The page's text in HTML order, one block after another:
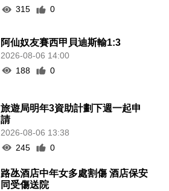
315
0
阿仙奴友賽西甲貝迪斯輸1:3
2026-08-06 14:00
188
0
旅遊局明年3資助計劃下週一起申
請
2026-08-06 13:38
245
0
路氹酒店中年女多處割傷 酒店保安
同受傷送院